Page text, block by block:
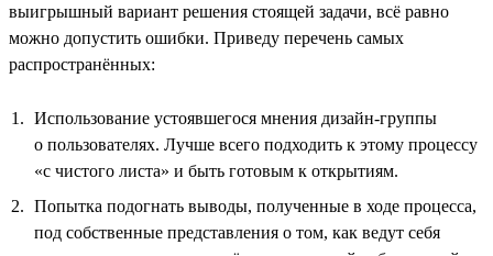
выигрышный вариант решения стоящей задачи, всё равно
можно допустить ошибки. Приведу перечень самых
распространённых:
Использование устоявшегося мнения дизайн-группы
о пользователях. Лучше всего подходить к этому процессу
«с чистого листа» и быть готовым к открытиям.
Попытка подогнать выводы, полученные в ходе процесса,
под собственные представления о том, как ведут себя